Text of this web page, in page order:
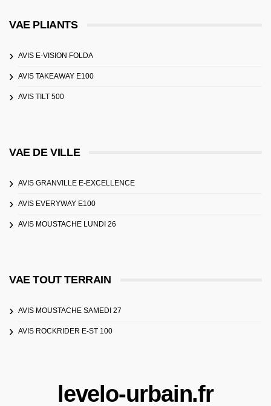
VAE PLIANTS
AVIS E-VISION FOLDA
AVIS TAKEAWAY E100
AVIS TILT 500
VAE DE VILLE
AVIS GRANVILLE E-EXCELLENCE
AVIS EVERYWAY E100
AVIS MOUSTACHE LUNDI 26
VAE TOUT TERRAIN
AVIS MOUSTACHE SAMEDI 27
AVIS ROCKRIDER E-ST 100
levelo-urbain.fr